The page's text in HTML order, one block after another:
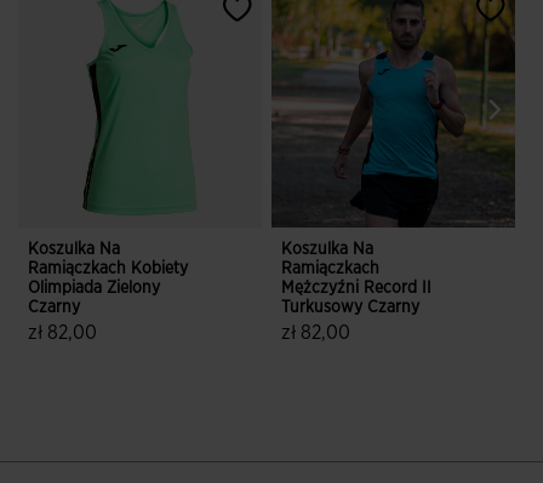
Koszulka Na
Ramiączkach Kobiety
Olimpiada Zielony
Czarny
zł 82,00
Koszulka Na
Ramiączkach
Mężczyźni Record II
Turkusowy Czarny
zł 82,00